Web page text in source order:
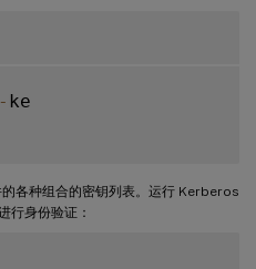
- ke
各种组合的密钥列表。运行 Kerberos
行身份验证：